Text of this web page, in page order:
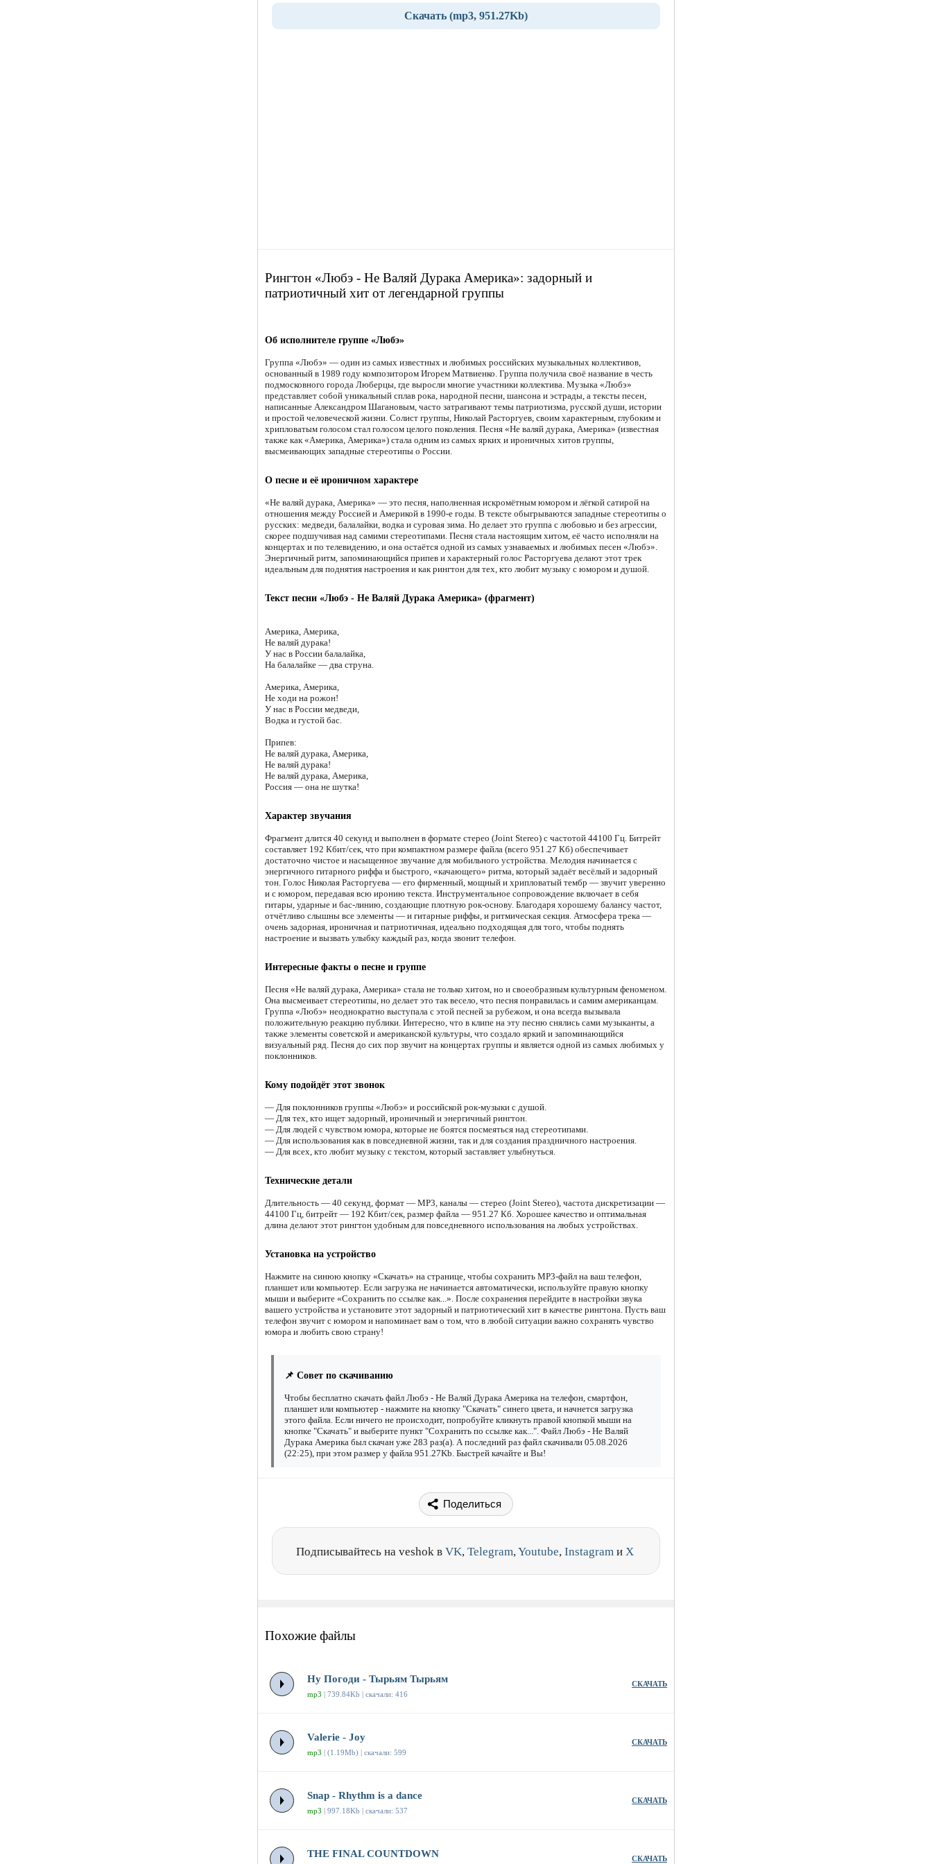
Скачать (mp3, 951.27Kb)
Рингтон «Любэ - Не Валяй Дурака Америка»: задорный и
патриотичный хит от легендарной группы
Об исполнителе группе «Любэ»
Группа «Любэ» — один из самых известных и любимых российских музыкальных коллективов,
основанный в 1989 году композитором Игорем Матвиенко. Группа получила своё название в честь
подмосковного города Люберцы, где выросли многие участники коллектива. Музыка «Любэ»
представляет собой уникальный сплав рока, народной песни, шансона и эстрады, а тексты песен,
написанные Александром Шагановым, часто затрагивают темы патриотизма, русской души, истории
и простой человеческой жизни. Солист группы, Николай Расторгуев, своим характерным, глубоким и
хрипловатым голосом стал голосом целого поколения. Песня «Не валяй дурака, Америка» (известная
также как «Америка, Америка») стала одним из самых ярких и ироничных хитов группы,
высмеивающих западные стереотипы о России.
О песне и её ироничном характере
«Не валяй дурака, Америка» — это песня, наполненная искромётным юмором и лёгкой сатирой на
отношения между Россией и Америкой в 1990-е годы. В тексте обыгрываются западные стереотипы о
русских: медведи, балалайки, водка и суровая зима. Но делает это группа с любовью и без агрессии,
скорее подшучивая над самими стереотипами. Песня стала настоящим хитом, её часто исполняли на
концертах и по телевидению, и она остаётся одной из самых узнаваемых и любимых песен «Любэ».
Энергичный ритм, запоминающийся припев и характерный голос Расторгуева делают этот трек
идеальным для поднятия настроения и как рингтон для тех, кто любит музыку с юмором и душой.
Текст песни «Любэ - Не Валяй Дурака Америка» (фрагмент)
Америка, Америка,
Не валяй дурака!
У нас в России балалайка,
На балалайке — два струна.
Америка, Америка,
Не ходи на рожон!
У нас в России медведи,
Водка и густой бас.
Припев:
Не валяй дурака, Америка,
Не валяй дурака!
Не валяй дурака, Америка,
Россия — она не шутка!
Характер звучания
Фрагмент длится 40 секунд и выполнен в формате стерео (Joint Stereo) с частотой 44100 Гц. Битрейт
составляет 192 Кбит/сек, что при компактном размере файла (всего 951.27 Кб) обеспечивает
достаточно чистое и насыщенное звучание для мобильного устройства. Мелодия начинается с
энергичного гитарного риффа и быстрого, «качающего» ритма, который задаёт весёлый и задорный
тон. Голос Николая Расторгуева — его фирменный, мощный и хрипловатый тембр — звучит уверенно
и с юмором, передавая всю иронию текста. Инструментальное сопровождение включает в себя
гитары, ударные и бас-линию, создающие плотную рок-основу. Благодаря хорошему балансу частот,
отчётливо слышны все элементы — и гитарные риффы, и ритмическая секция. Атмосфера трека —
очень задорная, ироничная и патриотичная, идеально подходящая для того, чтобы поднять
настроение и вызвать улыбку каждый раз, когда звонит телефон.
Интересные факты о песне и группе
Песня «Не валяй дурака, Америка» стала не только хитом, но и своеобразным культурным феноменом.
Она высмеивает стереотипы, но делает это так весело, что песня понравилась и самим американцам.
Группа «Любэ» неоднократно выступала с этой песней за рубежом, и она всегда вызывала
положительную реакцию публики. Интересно, что в клипе на эту песню снялись сами музыканты, а
также элементы советской и американской культуры, что создало яркий и запоминающийся
визуальный ряд. Песня до сих пор звучит на концертах группы и является одной из самых любимых у
поклонников.
Кому подойдёт этот звонок
— Для поклонников группы «Любэ» и российской рок-музыки с душой.
— Для тех, кто ищет задорный, ироничный и энергичный рингтон.
— Для людей с чувством юмора, которые не боятся посмеяться над стереотипами.
— Для использования как в повседневной жизни, так и для создания праздничного настроения.
— Для всех, кто любит музыку с текстом, который заставляет улыбнуться.
Технические детали
Длительность — 40 секунд, формат — MP3, каналы — стерео (Joint Stereo), частота дискретизации —
44100 Гц, битрейт — 192 Кбит/сек, размер файла — 951.27 Кб. Хорошее качество и оптимальная
длина делают этот рингтон удобным для повседневного использования на любых устройствах.
Установка на устройство
Нажмите на синюю кнопку «Скачать» на странице, чтобы сохранить MP3-файл на ваш телефон,
планшет или компьютер. Если загрузка не начинается автоматически, используйте правую кнопку
мыши и выберите «Сохранить по ссылке как...». После сохранения перейдите в настройки звука
вашего устройства и установите этот задорный и патриотический хит в качестве рингтона. Пусть ваш
телефон звучит с юмором и напоминает вам о том, что в любой ситуации важно сохранять чувство
юмора и любить свою страну!
📌 Совет по скачиванию
Чтобы бесплатно скачать файл Любэ - Не Валяй Дурака Америка на телефон, смартфон,
планшет или компьютер - нажмите на кнопку "Скачать" синего цвета, и начнется загрузка
этого файла. Если ничего не происходит, попробуйте кликнуть правой кнопкой мыши на
кнопке "Скачать" и выберите пункт "Сохранить по ссылке как...". Файл Любэ - Не Валяй
Дурака Америка был скачан уже 283 раз(а). А последний раз файл скачивали 05.08.2026
(22:25), при этом размер у файла 951.27Kb. Быстрей качайте и Вы!
Поделиться
Подписывайтесь на veshok в VK, Telegram,Youtube, Instagram и X
Похожие файлы
Ну Погоди - Тырьям Тырьям
mp3 | 739.84Kb | скачали: 416
СКАЧАТЬ
Valerie - Joy
mp3 | (1.19Mb) | скачали: 599
СКАЧАТЬ
Snap - Rhythm is a dance
mp3 | 997.18Kb | скачали: 537
СКАЧАТЬ
THE FINAL COUNTDOWN СКАЧАТЬ